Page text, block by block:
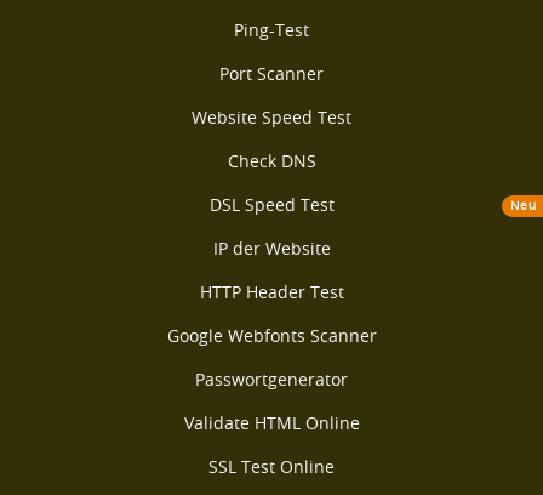
Ping-Test
Port Scanner
Website Speed Test
Check DNS
DSL Speed Test
Neu
IP der Website
HTTP Header Test
Google Webfonts Scanner
Passwortgenerator
Validate HTML Online
SSL Test Online